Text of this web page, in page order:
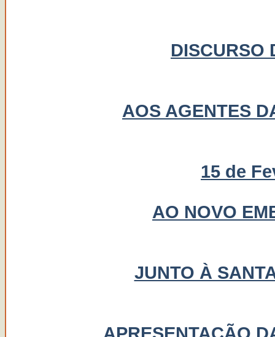
DISCURSO
AOS AGENTES
15 de
AO NOVO
JUNTO À